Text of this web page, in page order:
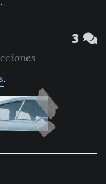
3
.